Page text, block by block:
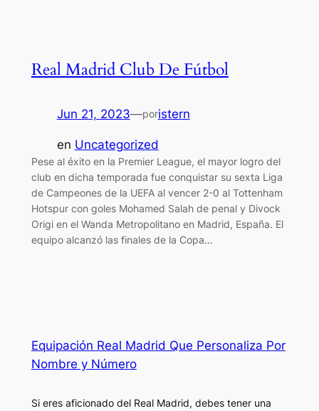
Real Madrid Club De Fútbol
Jun 21, 2023—poristern
en Uncategorized
Pese al éxito en la Premier League, el mayor logro del
club en dicha temporada fue conquistar su sexta Liga
de Campeones de la UEFA al vencer 2-0 al Tottenham
Hotspur con goles Mohamed Salah de penal y Divock
Origi en el Wanda Metropolitano en Madrid, España. El
equipo alcanzó las finales de la Copa…
Equipación Real Madrid Que Personaliza Por
Nombre y Número
Si eres aficionado del Real Madrid, debes tener una